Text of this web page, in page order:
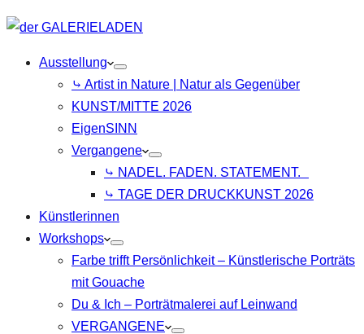
Ausstellung
⤷ Artist in Nature | Natur als Gegenüber
KUNST/MITTE 2026
EigenSINN
Vergangene
⤷ NADEL. FADEN. STATEMENT.
⤷ TAGE DER DRUCKKUNST 2026
Künstlerinnen
Workshops
Farbe trifft Persönlichkeit – Künstlerische Porträts
mit Gouache
Du & Ich – Porträtmalerei auf Leinwand
VERGANGENE